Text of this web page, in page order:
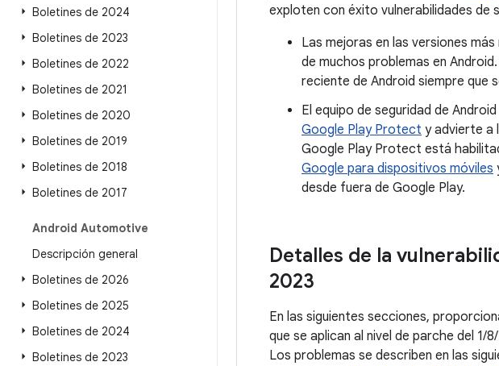
Boletines de 2024
Boletines de 2023
Boletines de 2022
Boletines de 2021
Boletines de 2020
Boletines de 2019
Boletines de 2018
Boletines de 2017
Android Automotive
Descripción general
Boletines de 2026
Boletines de 2025
Boletines de 2024
Boletines de 2023
exploten con éxito vulnerabilidades de
Las mejoras en las versiones
de muchos problemas en
reciente de Android siempre que
El equipo de seguridad de
Google Play Protect y advierte a
Google Play Protect está
Google para dispositivos móviles
desde fuera de Google Play.
Detalles de la
2023
En las siguientes secciones,
que se aplican al nivel de parche del 1/
Los problemas se describen en las